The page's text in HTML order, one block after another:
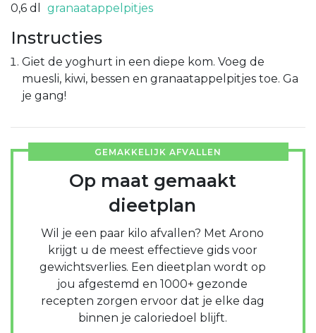
0,6 dl granaatappelpitjes
Instructies
Giet de yoghurt in een diepe kom. Voeg de
muesli, kiwi, bessen en granaatappelpitjes toe. Ga
je gang!
GEMAKKELIJK AFVALLEN
Op maat gemaakt
dieetplan
Wil je een paar kilo afvallen? Met Arono
krijgt u de meest effectieve gids voor
gewichtsverlies. Een dieetplan wordt op
jou afgestemd en 1000+ gezonde
recepten zorgen ervoor dat je elke dag
binnen je caloriedoel blijft.